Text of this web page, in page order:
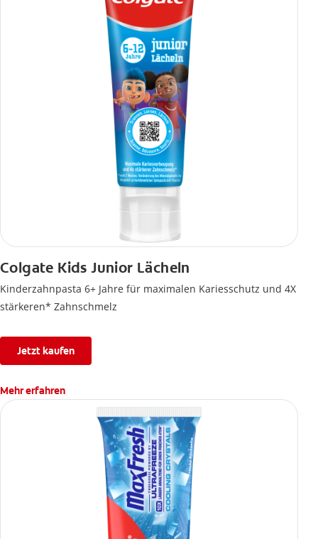
Colgate Kids Junior Lächeln
Kinderzahnpasta 6+ Jahre für maximalen Kariesschutz und 4X
stärkeren* Zahnschmelz
Jetzt kaufen
Mehr erfahren